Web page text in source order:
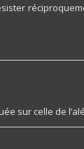
sur celle de